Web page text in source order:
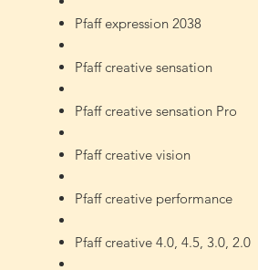
Pfaff expression 2038
Pfaff creative sensation
Pfaff creative sensation Pro
Pfaff creative vision
Pfaff creative performance
Pfaff creative 4.0, 4.5, 3.0, 2.0